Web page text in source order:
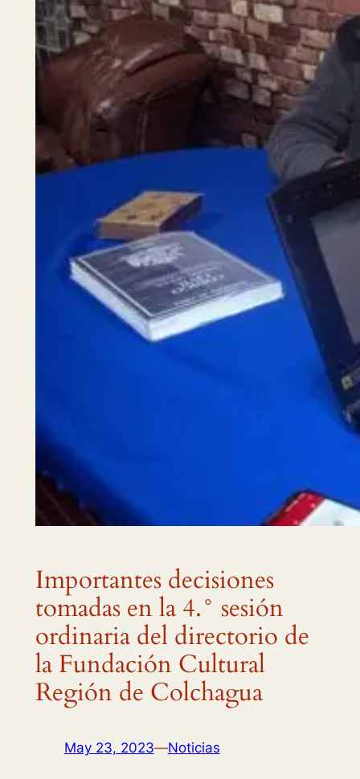
Importantes decisiones
tomadas en la 4.° sesión
ordinaria del directorio de
la Fundación Cultural
Región de Colchagua
May 23, 2023—Noticias